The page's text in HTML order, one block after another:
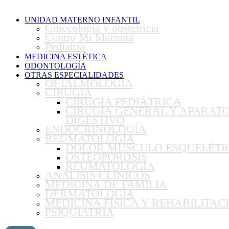
UNIDAD MATERNO INFANTIL
Ginecología y obstetricia
Centro Mi Matrona
Pediatría
MEDICINA ESTÉTICA
ODONTOLOGÍA
OTRAS ESPECIALIDADES
OFTALMOLOGÍA
CIRUGIA
CIRUGÍA PEDIÁTRICA
CIRUGÍA GENERAL Y
DIGESTIVO
ENDOCRINOLOGÍA
REUMATOLOGÍA
DOLOR MÚSCULO
OSTEOPOROSIS
REUMATOLOGÍA
ANÁLISIS CLÍNICOS
MEDICINA DE FAMILIA
DERMATOLOGÍA
MEDICINA FÍSICA Y
PSIQUIATRÍA